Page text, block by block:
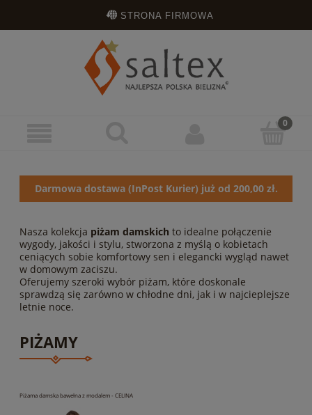
STRONA FIRMOWA
ZAREJESTRUJ SIĘ ZALOGUJ SIĘ
Darmowa dostawa (InPost Kurier) już od 200,00 zł.
Nasza kolekcja piżam damskich to idealne połączenie
wygody, jakości i stylu, stworzona z myślą o kobietach
ceniących sobie komfortowy sen i elegancki wygląd nawet
w domowym zaciszu.
Oferujemy szeroki wybór piżam, które doskonale
sprawdzą się zarówno w chłodne dni, jak i w najcieplejsze
letnie noce.
PIŻAMY
Piżama damska bawełna z modalem - CELINA